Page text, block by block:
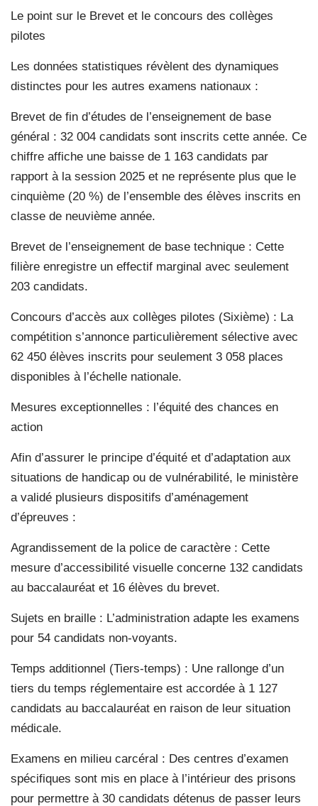
Le point sur le Brevet et le concours des collèges
pilotes
Les données statistiques révèlent des dynamiques
distinctes pour les autres examens nationaux :
Brevet de fin d’études de l’enseignement de base
général : 32 004 candidats sont inscrits cette année. Ce
chiffre affiche une baisse de 1 163 candidats par
rapport à la session 2025 et ne représente plus que le
cinquième (20 %) de l’ensemble des élèves inscrits en
classe de neuvième année.
Brevet de l’enseignement de base technique : Cette
filière enregistre un effectif marginal avec seulement
203 candidats.
Concours d’accès aux collèges pilotes (Sixième) : La
compétition s’annonce particulièrement sélective avec
62 450 élèves inscrits pour seulement 3 058 places
disponibles à l’échelle nationale.
Mesures exceptionnelles : l’équité des chances en
action
Afin d’assurer le principe d’équité et d’adaptation aux
situations de handicap ou de vulnérabilité, le ministère
a validé plusieurs dispositifs d’aménagement
d’épreuves :
Agrandissement de la police de caractère : Cette
mesure d’accessibilité visuelle concerne 132 candidats
au baccalauréat et 16 élèves du brevet.
Sujets en braille : L’administration adapte les examens
pour 54 candidats non-voyants.
Temps additionnel (Tiers-temps) : Une rallonge d’un
tiers du temps réglementaire est accordée à 1 127
candidats au baccalauréat en raison de leur situation
médicale.
Examens en milieu carcéral : Des centres d’examen
spécifiques sont mis en place à l’intérieur des prisons
pour permettre à 30 candidats détenus de passer leurs